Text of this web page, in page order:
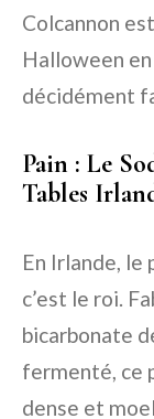
Colcannon
Halloween
décidément
Pain : Le
Tables
En Irlande, le
c’est le roi.
bicarbonate
fermenté, ce
dense et